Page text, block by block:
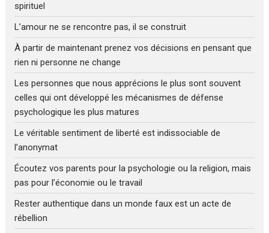
spirituel
L’amour ne se rencontre pas, il se construit
À partir de maintenant prenez vos décisions en pensant que
rien ni personne ne change
Les personnes que nous apprécions le plus sont souvent
celles qui ont développé les mécanismes de défense
psychologique les plus matures
Le véritable sentiment de liberté est indissociable de
l’anonymat
Écoutez vos parents pour la psychologie ou la religion, mais
pas pour l’économie ou le travail
Rester authentique dans un monde faux est un acte de
rébellion